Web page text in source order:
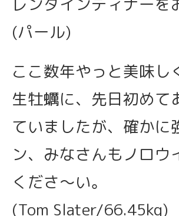
(パール)
ここ数年やっと美味
生牡蠣に、先日初め
ていましたが、確か
ン、みなさんもノロ
くださ〜い。
(Tom Slater/66.45kg)